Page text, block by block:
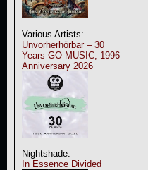
Various Artists:
Unvorherhörbar – 30
Years GO MUSIC, 1996
Anniversary 2026
Nightshade:
In Essence Divided